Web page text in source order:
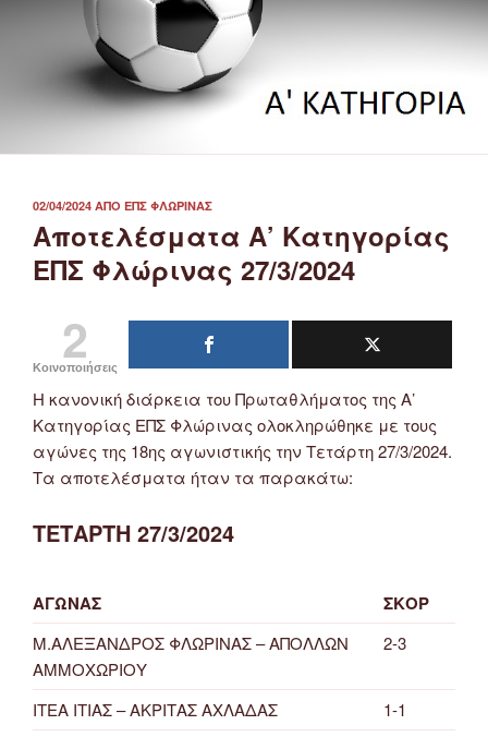
ΔΗΜΟΣΙΕΎΤΗΚΕ
ΣΤΙΣ
02/04/2024 ΑΠΌ ΕΠΣ ΦΛΏΡΙΝΑΣ
Αποτελέσματα Α’ Κατηγορίας
ΕΠΣ Φλώρινας 27/3/2024
2
Κοινοποιήσεις
Η κανονική διάρκεια του Πρωταθλήματος της Α’
Κατηγορίας ΕΠΣ Φλώρινας ολοκληρώθηκε με τους
αγώνες της 18ης αγωνιστικής την Τετάρτη 27/3/2024.
Τα αποτελέσματα ήταν τα παρακάτω:
ΤΕΤΑΡΤΗ 27/3/2024
ΑΓΩΝΑΣ ΣΚΟΡ
Μ.ΑΛΕΞΑΝΔΡΟΣ ΦΛΩΡΙΝΑΣ – ΑΠΟΛΛΩΝ
ΑΜΜΟΧΩΡΙΟΥ
2-3
ΙΤΕΑ ΙΤΙΑΣ – ΑΚΡΙΤΑΣ ΑΧΛΑΔΑΣ
1-1